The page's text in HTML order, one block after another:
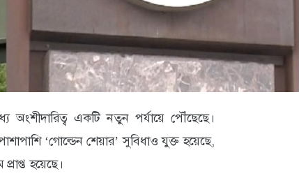
অংশীদারিত্ব একটি নতুন পর্যায়ে পৌঁছেছে।
‘গোল্ডেন শেয়ার’ সুবিধাও যুক্ত হয়েছে,
হয়েছে।